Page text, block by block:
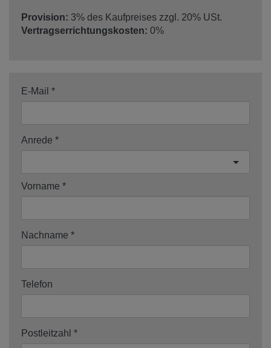
Provision: 3% des Kaufpreises zzgl. 20% USt.
Vertragserrichtungskosten: 0%
E-Mail
Anrede
Vorname
Nachname
Telefon
Postleitzahl